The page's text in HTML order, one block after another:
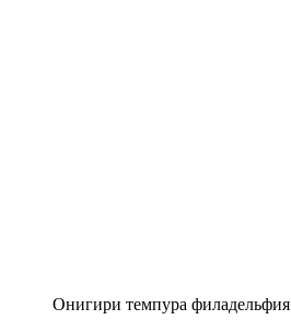
Онигири темпура филадельфия